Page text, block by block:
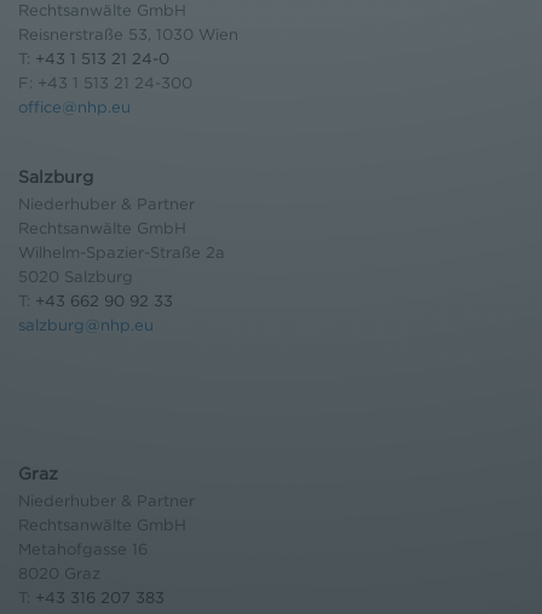
Rechtsanwälte GmbH
Reisnerstraße 53, 1030 Wien
T: +43 1 513 21 24-0
F: +43 1 513 21 24-300
office@nhp.eu
Salzburg
Niederhuber & Partner
Rechtsanwälte GmbH
Wilhelm-Spazier-Straße 2a
5020 Salzburg
T: +43 662 90 92 33
salzburg@nhp.eu
Graz
Niederhuber & Partner
Rechtsanwälte GmbH
Metahofgasse 16
8020 Graz
T: +43 316 207 383